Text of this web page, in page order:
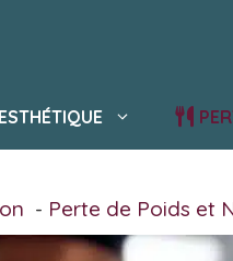
Perte de Poids et